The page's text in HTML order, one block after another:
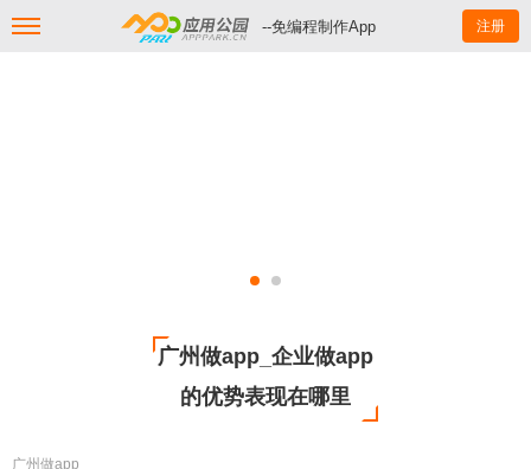
--免编程制作App 注册
广州做app_企业做app
的优势表现在哪里
广州做app